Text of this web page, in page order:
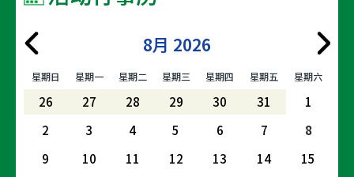
8月 2026
星期日 星期一 星期二 星期三 星期四 星期五 星期六
26 27 28 29 30 31
1
2
3 4 5 6 7
8
9
10 11 12 13 14
15